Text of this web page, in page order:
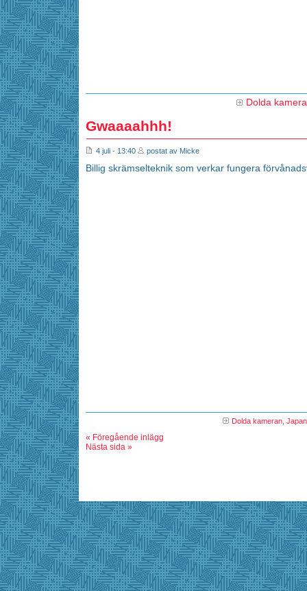
Dolda
Gwaaaahhh!
4 juli - 13:40 postat av Micke
Billig skrämselteknik som verkar fungera
Dolda kameran
« Föregående inlägg
Nästa sida »